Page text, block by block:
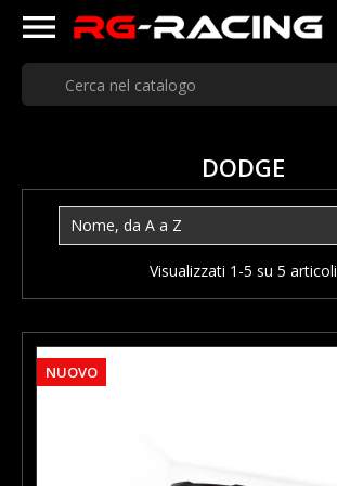

DODGE
Nome, da A a Z
Visualizzati 1-5 su 5 articoli
NUOVO